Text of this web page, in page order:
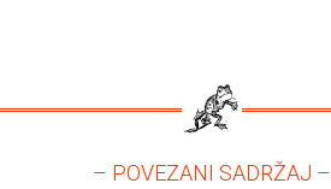
– POVEZANI SADRŽAJ –